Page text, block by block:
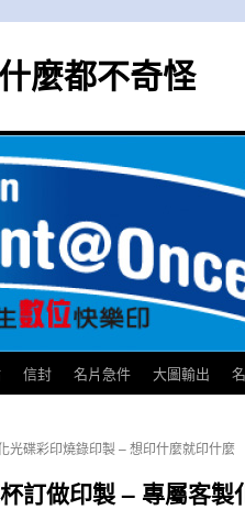
麼都不奇怪
信封 名片急件 大圖輸出
光碟彩印燒錄印製 – 想印什麼就印什麼
訂做印製 – 專屬客製